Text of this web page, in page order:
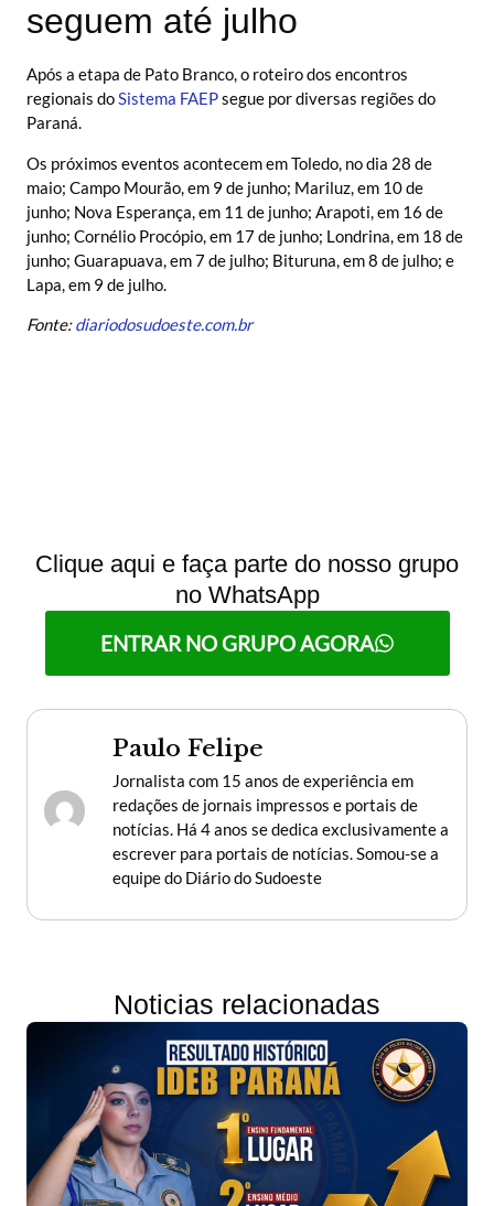
seguem até julho
Após a etapa de Pato Branco, o roteiro dos encontros
regionais doSistema FAEPsegue por diversas regiões do
Paraná.
Os próximos eventos acontecem em Toledo, no dia 28 de
maio; Campo Mourão, em 9 de junho; Mariluz, em 10 de
junho; Nova Esperança, em 11 de junho; Arapoti, em 16 de
junho; Cornélio Procópio, em 17 de junho; Londrina, em 18 de
junho; Guarapuava, em 7 de julho; Bituruna, em 8 de julho; e
Lapa, em 9 de julho.
Fonte:diariodosudoeste.com.br
Clique aqui e faça parte do nosso grupo
no WhatsApp
ENTRAR NO GRUPO AGORA
Paulo Felipe
Jornalista com 15 anos de experiência em
redações de jornais impressos e portais de
notícias. Há 4 anos se dedica exclusivamente a
escrever para portais de notícias. Somou-se a
equipe do Diário do Sudoeste
Noticias relacionadas